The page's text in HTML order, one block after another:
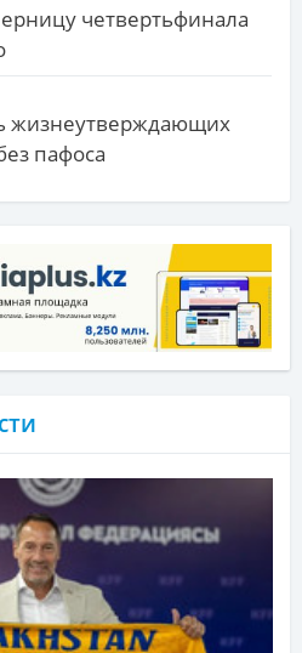
четвертьфинала
жизнеутверждающих
пафоса